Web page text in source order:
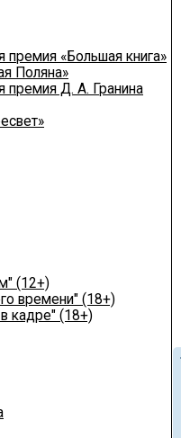
премия «Большая книга»
Поляна»
премия Д. А. Гранина
(12+)
времени" (18+)
кадре" (18+)